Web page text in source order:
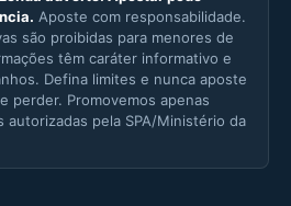
Aposte com responsabilidade.
são proibidas para menores de
têm caráter informativo e
Defina limites e nunca aposte
perder. Promovemos apenas
autorizadas pela SPA/Ministério da